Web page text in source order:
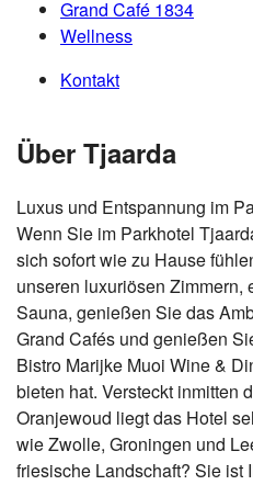
Grand Café 1834
Wellness
Kontakt
Über Tjaarda
Luxus und Entspannung im
Wenn Sie im Parkhotel
sich sofort wie zu Hause
unseren luxuriösen Zimmern,
Sauna, genießen Sie das
Grand Cafés und genießen
Bistro Marijke Muoi Wine &
bieten hat. Versteckt inmitten
Oranjewoud liegt das Hotel
wie Zwolle, Groningen und
friesische Landschaft? Sie ist